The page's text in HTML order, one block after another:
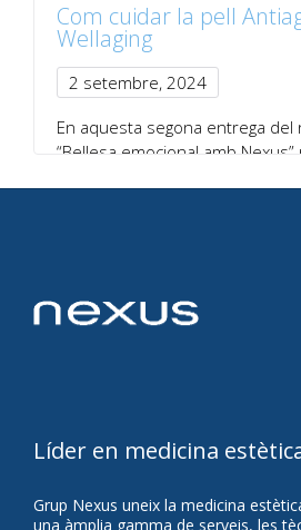
Com cuidar la pell
Wellaging
2 setembre, 2024
En aquesta segona entrega
“Bellesa emocional amb
Facebook
TwitterLinkedIn
Líder en medicina
Grup Nexus uneix la medicina
una àmplia gamma de serveis, les